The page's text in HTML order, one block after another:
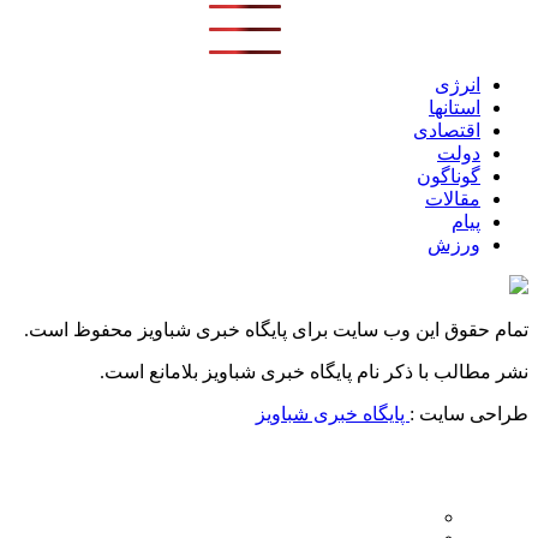
انرژی
استانها
اقتصادی
دولت
گوناگون
مقالات
پیام
ورزش
تمام حقوق این وب سایت برای پایگاه خبری شباویز محفوظ است.
نشر مطالب با ذکر نام پایگاه خبری شباویز بلامانع است.
طراحی سایت : پایگاه خبری شباویز